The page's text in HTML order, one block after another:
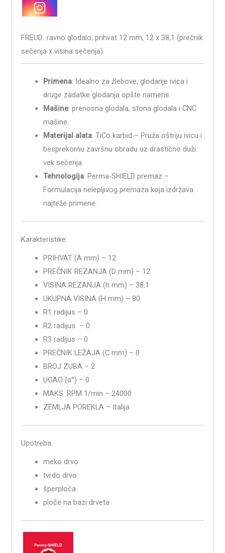
FREUD ravno glodalo, prihvat 12 mm, 12 x 38,1 (prečnik
sečenja x visina sečenja)
Primena: Idealno za žlebove, glodanje ivica i
druge zadatke glodanja opšte namene
Mašine: prenosna glodala, stona glodala i CNC
mašine.
Materijal alata: TiCo karbid – Pruža oštriju ivicu i
besprekornu završnu obradu uz drastično duži
vek sečenja.
Tehnologija: Perma-SHIELD premaz –
Formulacija nelepljivog premaza koja izdržava
najteže primene.
Karakteristike:
PRIHVAT (A mm) – 12
PREČNIK REZANJA (D mm) – 12
VISINA REZANJA (h mm) – 38,1
UKUPNA VISINA (H mm) – 80
R1 radijus – 0
R2 radijus – 0
R3 radijus – 0
PREČNIK LEŽAJA (C mm) – 0
BROJ ZUBA – 2
UGAO (α°) – 0
MAKS. RPM 1/min – 24000
ZEMLJA POREKLA – Italija
Upotreba:
meko drvo
tvrdo drvo
šperploča
ploče na bazi drveta